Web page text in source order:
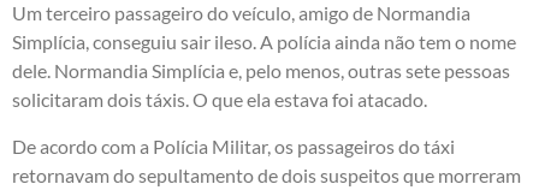
Um terceiro passageiro do veículo, amigo de Normandia
Simplícia, conseguiu sair ileso. A polícia ainda não tem o nome
dele. Normandia Simplícia e, pelo menos, outras sete pessoas
solicitaram dois táxis. O que ela estava foi atacado.
De acordo com a Polícia Militar, os passageiros do táxi
retornavam do sepultamento de dois suspeitos que morreram